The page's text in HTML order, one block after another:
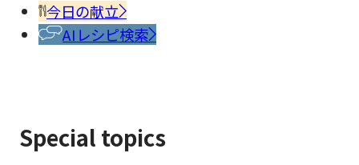
今日の献立
AIレシピ検索
Special topics